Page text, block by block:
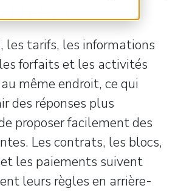
les tarifs, les informations
forfaits et les activités
même endroit, ce qui
des réponses plus
proposer facilement des
Les contrats, les blocs,
les paiements suivent
leurs règles en arrière-